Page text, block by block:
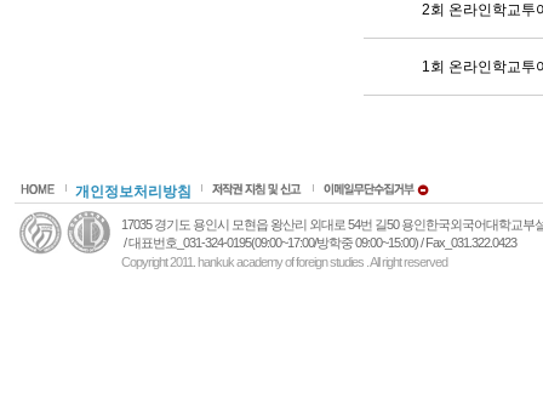
2회 온라인학교투
1회 온라인학교투
개인정보처리방침
17035 경기도 용인시 모현읍 왕산리 외대로 54번 길50 용인한국외국어대학교부
/ 대표번호_031-324-0195(09:00~17:00/방학중 09:00~15:00) / Fax_031.322.0423
Copyright 2011. hankuk academy of foreign studies . All right reserved